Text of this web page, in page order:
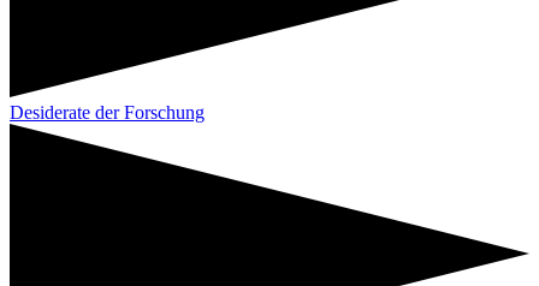
Desiderate der Forschung